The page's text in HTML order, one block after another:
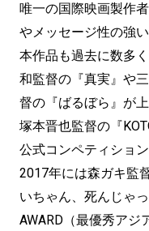
唯一の国際映画製作
やメッセージ性の強
本作品も過去に数多
和監督の『真実』や
督の『ばるぼら』が
塚本晋也監督の『
公式コンペティショ
2017年には森ガキ監
いちゃん、死んじゃ
AWARD（最優秀ア